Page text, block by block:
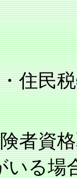
住民
者資
いる場